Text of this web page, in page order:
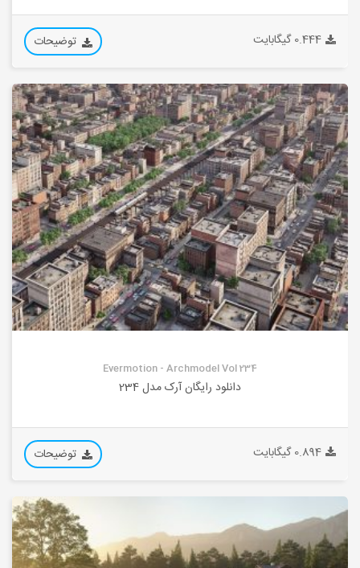
0.444 گیگابایت توضیحات
Evermotion - Archmodel Vol 234
دانلود رایگان آرک مدل 234
0.894 گیگابایت توضیحات